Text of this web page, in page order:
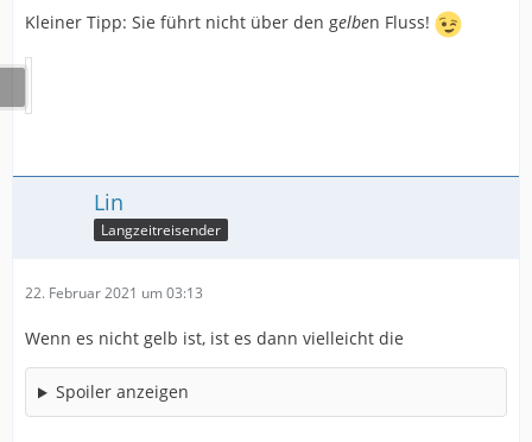
Kleiner Tipp: Sie führt nicht über den gelben Fluss!
Lin
Langzeitreisender
22. Februar 2021 um 03:13
Wenn es nicht gelb ist, ist es dann vielleicht die
Spoiler anzeigen